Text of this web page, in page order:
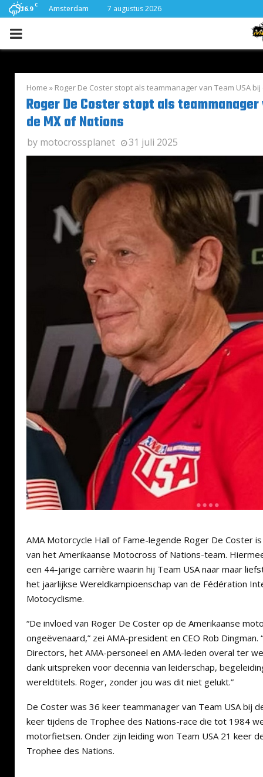
16.9 C Amsterdam 7 augustus 2026
PRIMARY
Home » Roger De Coster stopt als teammanager van Team USA
Roger De Coster stopt als teammanager
de MX of Nations
by motocrossplanet 31 juli 2025
AMA Motorcycle Hall of Fame-legende Roger De Coster
van het Amerikaanse Motocross of Nations-team.
een 44-jarige carrière waarin hij Team USA naar maar
het jaarlijkse Wereldkampioenschap van de Fédération
Motocyclisme.
“De invloed van Roger De Coster op de Amerikaanse
ongeëvenaard,” zei AMA-president en CEO Rob Dingman.
Directors, het AMA-personeel en AMA-leden overal ter
dank uitspreken voor decennia van leiderschap,
wereldtitels. Roger, zonder jou was dit niet gelukt.”
De Coster was 36 keer teammanager van Team USA bij
keer tijdens de Trophee des Nations-race die tot 1984
motorfietsen. Onder zijn leiding won Team USA 21 keer
Trophee des Nations.